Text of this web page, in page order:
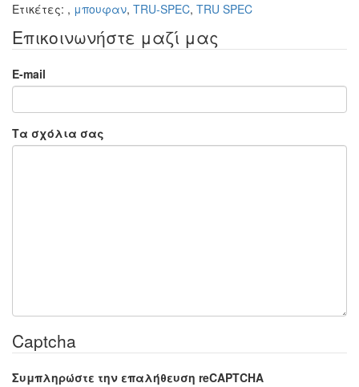
Ετικέτες: , μπουφαν, TRU-SPEC, TRU SPEC
Επικοινωνήστε μαζί μας
E-mail
Τα σχόλια σας
Captcha
Συμπληρώστε την επαλήθευση reCAPTCHA